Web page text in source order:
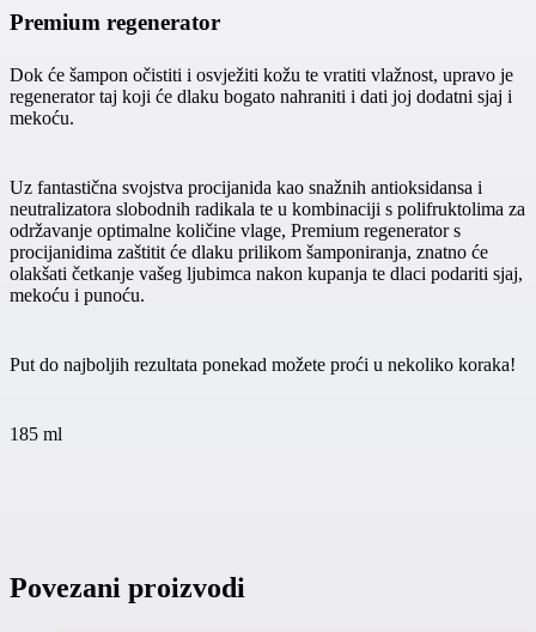
Premium regenerator
Dok će šampon očistiti i osvježiti kožu te vratiti vlažnost, upravo je
regenerator taj koji će dlaku bogato nahraniti i dati joj dodatni sjaj i
mekoću.
Uz fantastična svojstva procijanida kao snažnih antioksidansa i
neutralizatora slobodnih radikala te u kombinaciji s polifruktolima za
održavanje optimalne količine vlage, Premium regenerator s
procijanidima zaštitit će dlaku prilikom šamponiranja, znatno će
olakšati četkanje vašeg ljubimca nakon kupanja te dlaci podariti sjaj,
mekoću i punoću.
Put do najboljih rezultata ponekad možete proći u nekoliko koraka!
185 ml
Povezani proizvodi